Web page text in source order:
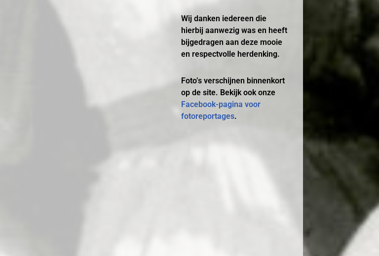
Wij danken iedereen die
hierbij aanwezig was en heeft
bijgedragen aan deze mooie
en respectvolle herdenking.
Foto’s verschijnen binnenkort
op de site. Bekijk ook onze
Facebook-pagina voor
fotoreportages.